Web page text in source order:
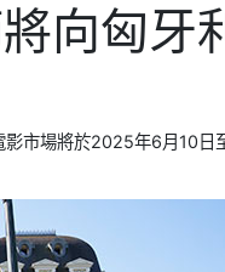
向匈牙
市場將於2025年6月10日